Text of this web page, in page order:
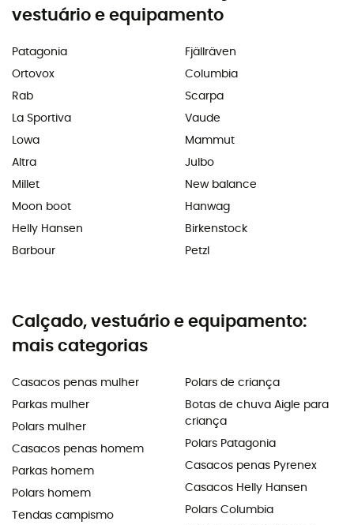
vestuário e equipamento
Patagonia
Ortovox
Rab
La Sportiva
Lowa
Altra
Millet
Moon boot
Helly Hansen
Barbour
Fjällräven
Columbia
Scarpa
Vaude
Mammut
Julbo
New balance
Hanwag
Birkenstock
Petzl
Calçado, vestuário e equipamento:
mais categorias
Casacos penas mulher
Parkas mulher
Polars mulher
Casacos penas homem
Parkas homem
Polars homem
Tendas campismo
Polars de criança
Botas de chuva Aigle para
criança
Polars Patagonia
Casacos penas Pyrenex
Casacos Helly Hansen
Polars Columbia